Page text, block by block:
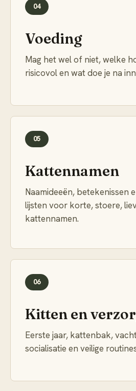
04
Voeding
Mag het wel of niet, welke
risicovol en wat doe je na
05
Kattennamen
Naamideeën, betekenissen
lijsten voor korte, stoere,
kattennamen.
06
Kitten en
Eerste jaar, kattenbak,
socialisatie en veilige